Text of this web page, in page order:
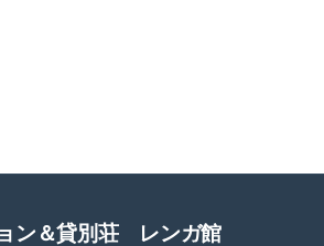
ン＆貸別荘 レンガ館